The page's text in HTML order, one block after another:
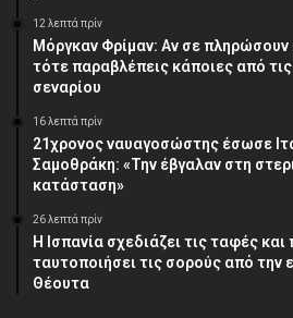
12 λεπτά πρίν
Μόργκαν Φρίμαν: Αν σε πληρώσουν
τότε παραβλέπεις κάποιες από
σεναρίου
16 λεπτά πρίν
21χρονος ναυαγοσώστης έσωσε
Σαμοθράκη: «Την έβγαλαν στη
κατάσταση»
26 λεπτά πρίν
Η Ισπανία σχεδιάζει τις ταφές
ταυτοποιήσει τις σορούς από την
Θέουτα